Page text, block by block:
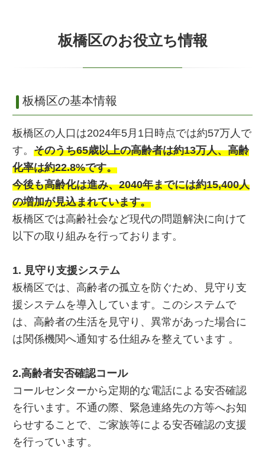
板橋区のお役立ち情報
板橋区の基本情報
板橋区の人口は2024年5月1日時点では約57万人で
す。 そのうち65歳以上の高齢者は約13万人、高齢
化率は約22.8%です。
今後も高齢化は進み、2040年までには約15,400人
の増加が見込まれています。
板橋区では高齢社会など現代の問題解決に向けて
以下の取り組みを行っております。
1. 見守り支援システム
板橋区では、高齢者の孤立を防ぐため、見守り支
援システムを導入しています。このシステムで
は、高齢者の生活を見守り、異常があった場合に
は関係機関へ通知する仕組みを整えています 。
2.高齢者安否確認コール
コールセンターから定期的な電話による安否確認
を行います。不通の際、緊急連絡先の方等へお知
らせすることで、ご家族等による安否確認の支援
を行っています。